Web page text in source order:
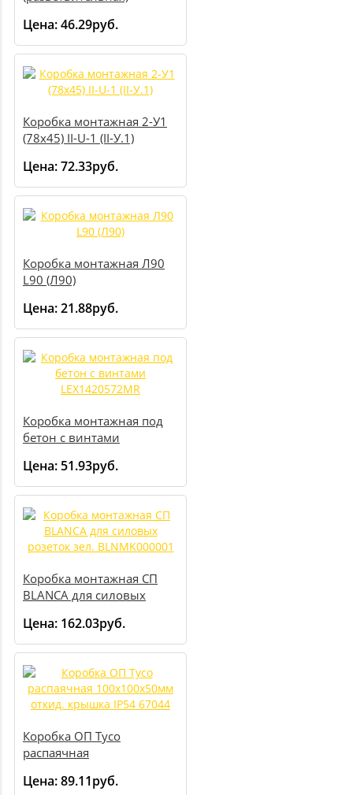
резисторами 10281
Цена:46.29руб.
Коробка монтажная 2-У1
(78х45) II-U-1 (II-У.1)
Цена:72.33руб.
Коробка монтажная Л90
L90 (Л90)
Цена:21.88руб.
Коробка монтажная под
бетон с винтами
Цена: 51.93руб.
Коробка монтажная СП
BLANCA для силовых
BLNMK000001
Цена: 162.03руб.
Коробка ОП Тусо
распаячная
крышка IP54 67044
Цена:89.11руб.